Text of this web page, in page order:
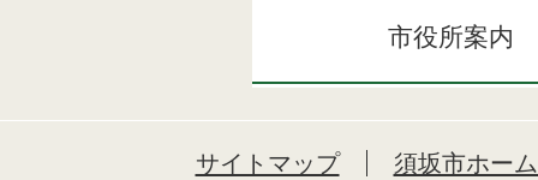
市役所案内
サイトマップ
須坂市ホー